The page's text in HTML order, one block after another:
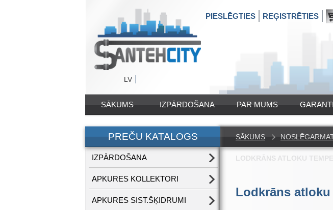
LV
PIESLĒGTIES REĢISTRĒTIES
SĀKUMS IZPĀRDOŠANA PAR MUMS
PREČU KATALOGS
IZPĀRDOŠANA
APKURES KOLLEKTORI
APKURES SIST.ŠĶIDRUMI
SĀKUMS
LODKRĀNS ATLOKU
Lodkrāns atloku